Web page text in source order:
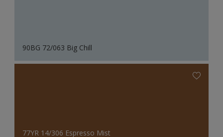
90BG 72/063 Big Chill
77YR 14/306 Espresso Mist